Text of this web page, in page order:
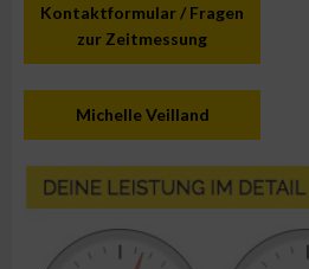
Kontaktformular / Fragen
zur Zeitmessung
Michelle Veilland